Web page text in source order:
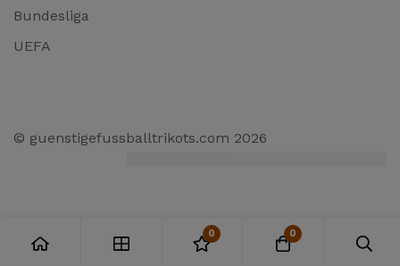
Bundesliga
UEFA
© guenstigefussballtrikots.com 2026
0 0